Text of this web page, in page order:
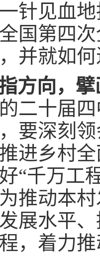
针见血
国第四
并就如
方向，
二十届
要深刻
进乡村
“千万工
推动本
展水平
，着力